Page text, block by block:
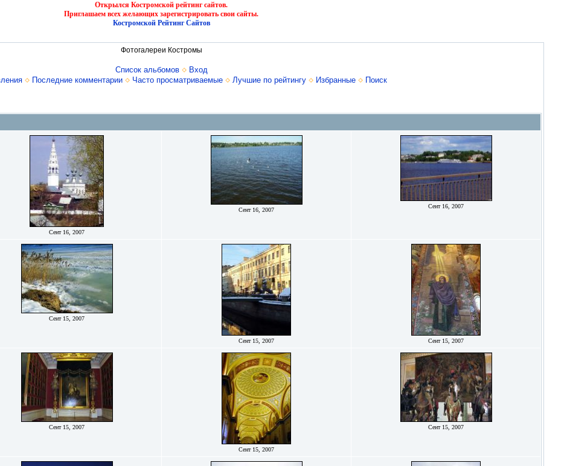
Открылся Костромской рейтинг сайтов.
Приглашаем всех желающих зарегистрировать свои сайты.
Костромской Рейтинг Сайтов
Фотогалереи Костромы
Список альбомов
Вход
Последние комментарии Часто просматриваемые Лучшие по рейтингу Избранные Поиск
Сент 16, 2007
Сент 16, 2007
Сент 16, 2007
Сент 15, 2007
Сент 15, 2007 Сент 15, 2007
Сент 15, 2007
Сент 15, 2007
Сент 15, 2007